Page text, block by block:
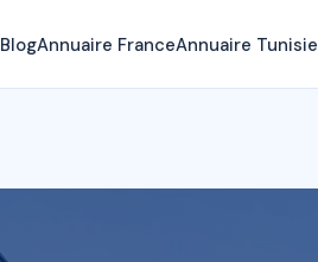
BlogAnnuaire FranceAnnuaire Tunisie